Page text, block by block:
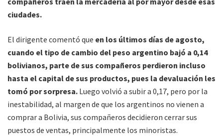
ciudades.
El dirigente comentó que en los últimos días de agosto,
cuando el tipo de cambio del peso argentino bajó a 0,14
bolivianos, parte de sus compañeros perdieron incluso
hasta el capital de sus productos, pues la devaluación les
tomó por sorpresa. Luego volvió a subir a 0,17, pero por la
inestabilidad, al margen de que los argentinos no vienen a
comprar a Bolivia, sus compañeros decidieron cerrar sus
puestos de ventas, principalmente los minoristas.